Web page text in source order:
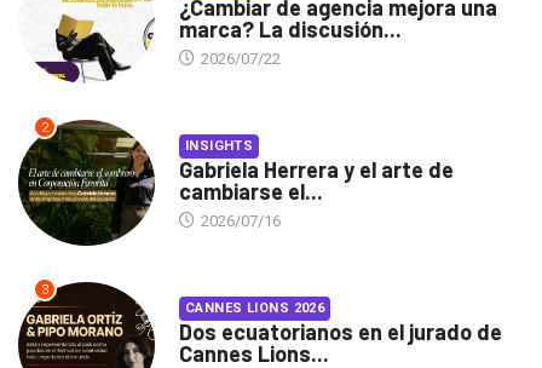
¿Cambiar de agencia mejora una
marca? La discusión...
2026/07/22
2
INSIGHTS
Gabriela Herrera y el arte de
cambiarse el...
2026/07/16
3
CANNES LIONS 2026
Dos ecuatorianos en el jurado de
Cannes Lions...